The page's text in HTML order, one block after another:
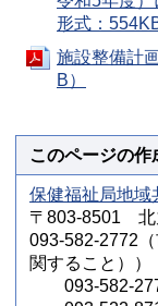
形式：554KB
施設整備計
B）
このページの作
保健福祉局地域
〒803-8501 北
093-582-2772
関すること））
093-582-